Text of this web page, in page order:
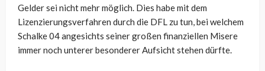
Gelder sei nicht mehr möglich. Dies habe mit dem
Lizenzierungsverfahren durch die DFL zu tun, bei welchem
Schalke 04 angesichts seiner großen finanziellen Misere
immer noch unterer besonderer Aufsicht stehen dürfte.